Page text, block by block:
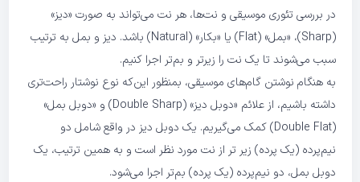
در بررسی تئوری موسیقی و نت‌ها، هر نت می‌تواند به صورت «دیز»
(Sharp)، «بمل» (Flat) یا «بکار» (Natural) باشد. دیز و بمل به ترتیب
سبب می‌شوند تا یک نت را زیرتر و بم‌تر اجرا کنیم.
به هنگام نوشتن گام‌های موسیقی، بمنظور این‌که نوع نوشتار راحت‌تری
داشته باشیم، از علائم «دوبل دیز»‌ (Double Sharp) و «دوبل بمل»
(Double Flat) کمک می‌گیریم. یک دوبل دیز در واقع شامل دو
نیم‌پرده (یک پرده) زیر تر از نت مورد نظر است و به همین ترتیب، یک
دوبل بمل، دو نیم‌پرده (یک پرده) بم‌تر اجرا می‌شود.